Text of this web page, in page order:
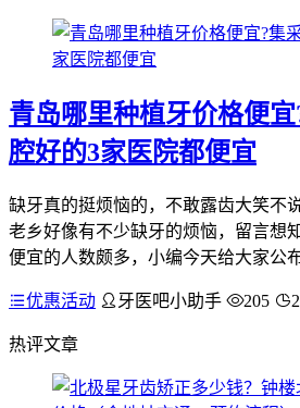
青岛哪里种植牙价格便
腔好的3家医院都便宜
缺牙真的挺烦恼的，不敢露齿大笑不
老乡好像有不少缺牙的烦恼，留言想
便宜的人数颇多，小编今天给大家公
优惠活动 牙医吧小助手 205
热评文章